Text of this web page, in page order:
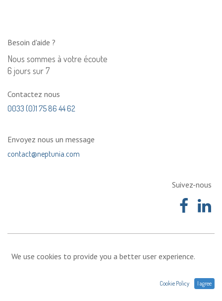
Besoin d'aide ?
Nous sommes à votre écoute
6 jours sur 7
Contactez nous
0033 (0)1 75 86 44 62
Envoyez nous un message
contact@neptunia.com
Suivez-nous
We use cookies to provide you a better user experience.
Cookie Policy I agree